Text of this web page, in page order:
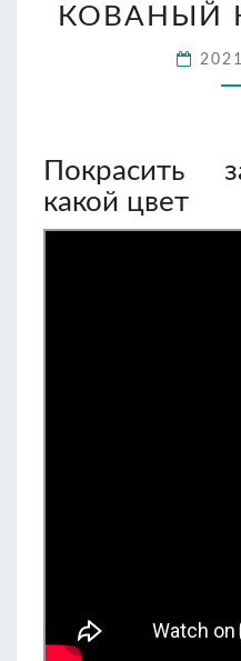
КОВАНЫЙ
Покрасить
какой цвет